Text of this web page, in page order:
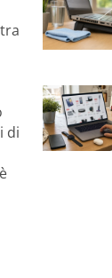
tra
di